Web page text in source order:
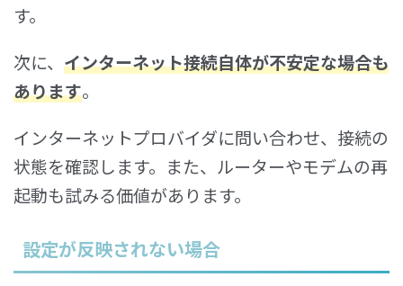
す。
次に、 インターネット接続自体が不安定な場合も
あります。
インターネットプロバイダに問い合わせ、接続の
状態を確認します。また、ルーターやモデムの再
起動も試みる価値があります。
設定が反映されない場合